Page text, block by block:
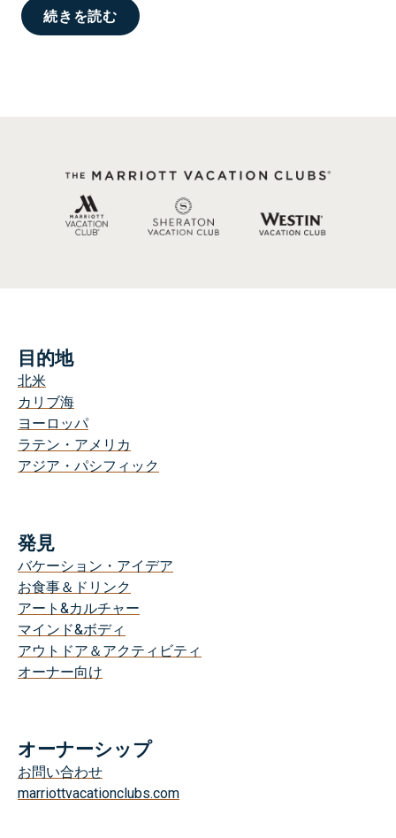
続きを読む
ワ
ッ
た
め
ィ
ビ
テ
ィ
目的地
北米
カリブ海
ヨーロッパ
ラテン・アメリカ
アジア・パシフィック
発見
バケーション・アイデア
お食事＆ドリンク
アート&カルチャー
マインド&ボディ
アウトドア＆アクティビティ
オーナー向け
オーナーシップ
お問い合わせ
marriottvacationclubs.com